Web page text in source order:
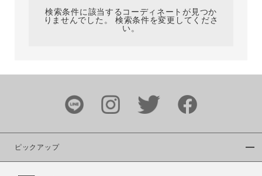
ブランド
検索条件に該当するコーディネートが見つか
りませんでした。 検索条件を変更してくださ
い。
ピックアップ